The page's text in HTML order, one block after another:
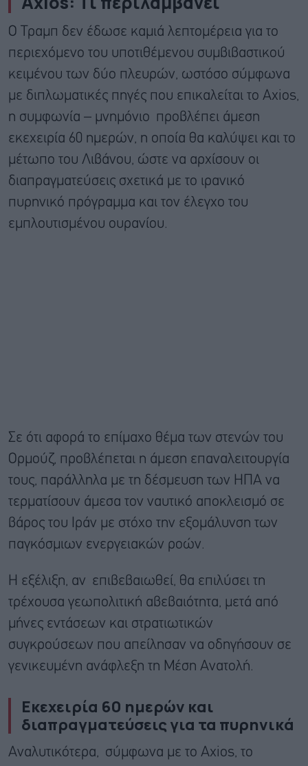
Ο Τραμπ δεν έδωσε καμιά λεπτομέρεια για το
περιεχόμενο του υποτιθέμενου συμβιβαστικού
κειμένου των δύο πλευρών, ωστόσο σύμφωνα
με διπλωματικές πηγές που επικαλείται το Axios,
η συμφωνία – μνημόνιο προβλέπει άμεση
εκεχειρία 60 ημερών, η οποία θα καλύψει και το
μέτωπο του Λιβάνου, ώστε να αρχίσουν οι
διαπραγματεύσεις σχετικά με το ιρανικό
πυρηνικό πρόγραμμα και τον έλεγχο του
εμπλουτισμένου ουρανίου.
Σε ότι αφορά το επίμαχο θέμα των στενών του
Ορμούζ, προβλέπεται η άμεση επαναλειτουργία
τους, παράλληλα με τη δέσμευση των ΗΠΑ να
τερματίσουν άμεσα τον ναυτικό αποκλεισμό σε
βάρος του Ιράν με στόχο την εξομάλυνση των
παγκόσμιων ενεργειακών ροών.
Η εξέλιξη, αν επιβεβαιωθεί, θα επιλύσει τη
τρέχουσα γεωπολιτική αβεβαιότητα, μετά από
μήνες εντάσεων και στρατιωτικών
συγκρούσεων που απείλησαν να οδηγήσουν σε
γενικευμένη ανάφλεξη τη Μέση Ανατολή.
Εκεχειρία 60 ημερών και
διαπραγματεύσεις για τα πυρηνικά
Αναλυτικότερα, σύμφωνα με το Axios, το